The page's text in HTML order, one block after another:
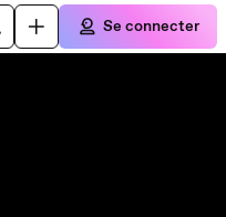
Se connecter